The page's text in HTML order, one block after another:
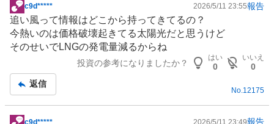
掲
示
板
記
c9d***** 2026/5/11 23:55報告
追い風って情報はどこから持ってきてるの？
今熱いのは価格破壊起きてる太陽光だと思うけど
そのせいでLNGの発電量減るからね
投資の参考になりましたか？
はい
0
いいえ
0
返信
No. 12175
c9d***** 2026/5/11 23:49報告